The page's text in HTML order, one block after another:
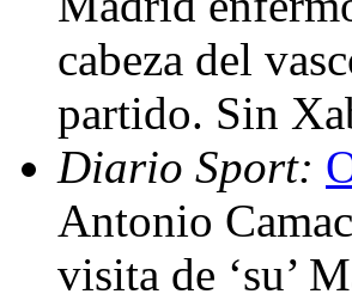
cabeza del
partido. Sin
Diario Sport:
Antonio
visita de ‘su’